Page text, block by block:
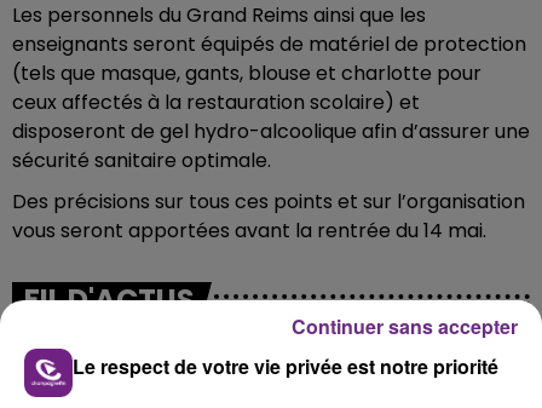
Les personnels du Grand Reims ainsi que les
enseignants seront équipés de matériel de protection
(tels que masque, gants, blouse et charlotte pour
ceux affectés à la restauration scolaire) et
disposeront de gel hydro-alcoolique afin d’assurer une
sécurité sanitaire optimale.
Des précisions sur tous ces points et sur l’organisation
vous seront apportées avant la rentrée du 14 mai.
FIL D'ACTUS
Le respect de votre vie privée est notre priorité
Continuer sans accepter